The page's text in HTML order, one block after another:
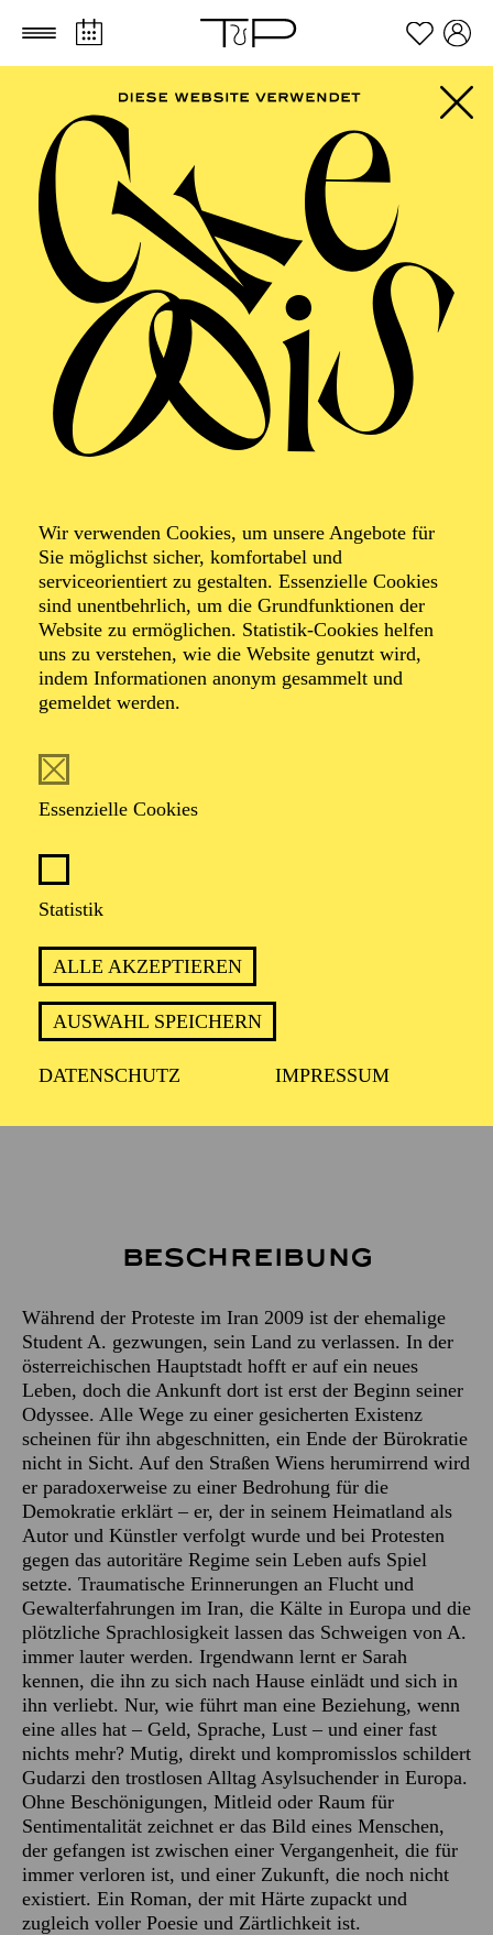
Zum Hauptinhalt springen Zum Footer springen
Wir verwenden Cookies, um unsere Angebote für
Sie möglichst sicher, komfortabel und
serviceorientiert zu gestalten. Essenzielle Cookies
sind unentbehrlich, um die Grundfunktionen der
Website zu ermöglichen. Statistik-Cookies helfen
uns zu verstehen, wie die Website genutzt wird,
indem Informationen anonym gesammelt und
gemeldet werden.
Essenzielle Cookies
Statistik
ALLE AKZEPTIEREN
AUSWAHL SPEICHERN
DATENSCHUTZ IMPRESSUM
SCHAUSPIEL ESSEN
Deutsche Erstaufführung
Das Ende ist nah
von Amir Gudarzi
Fassung von Ayşe Güvendiren
TERMINE
11. Dezember 2026
Beschreibung
Während der Proteste im Iran 2009 ist der ehemalige
Student A. gezwungen, sein Land zu verlassen. In der
österreichischen Hauptstadt hofft er auf ein neues
Leben, doch die Ankunft dort ist erst der Beginn seiner
Odyssee. Alle Wege zu einer gesicherten Existenz
scheinen für ihn abgeschnitten, ein Ende der Bürokratie
nicht in Sicht. Auf den Straßen Wiens herumirrend wird
er paradoxerweise zu einer Bedrohung für die
Demokratie erklärt – er, der in seinem Heimatland als
Autor und Künstler verfolgt wurde und bei Protesten
gegen das autoritäre Regime sein Leben aufs Spiel
setzte. Traumatische Erinnerungen an Flucht und
Gewalterfahrungen im Iran, die Kälte in Europa und die
plötzliche Sprachlosigkeit lassen das Schweigen von A.
immer lauter werden. Irgendwann lernt er Sarah
kennen, die ihn zu sich nach Hause einlädt und sich in
ihn verliebt. Nur, wie führt man eine Beziehung, wenn
eine alles hat – Geld, Sprache, Lust – und einer fast
nichts mehr? Mutig, direkt und kompromisslos schildert
Gudarzi den trostlosen Alltag Asylsuchender in Europa.
Ohne Beschönigungen, Mitleid oder Raum für
Sentimentalität zeichnet er das Bild eines Menschen,
der gefangen ist zwischen einer Vergangenheit, die für
immer verloren ist, und einer Zukunft, die noch nicht
existiert. Ein Roman, der mit Härte zupackt und
zugleich voller Poesie und Zärtlichkeit ist.